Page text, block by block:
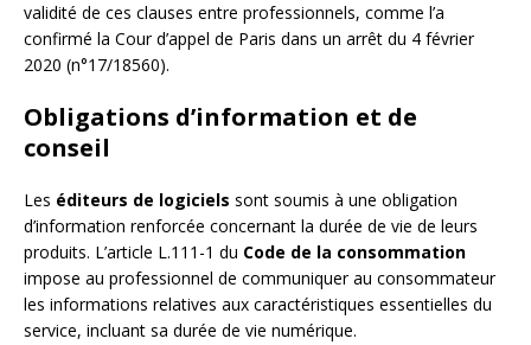
validité de ces clauses entre professionnels, comme l’a
confirmé la Cour d’appel de Paris dans un arrêt du 4 février
2020 (n°17/18560).
Obligations d’information et de
conseil
Les éditeurs de logiciels sont soumis à une obligation
d’information renforcée concernant la durée de vie de leurs
produits. L’article L.111-1 du Code de la consommation
impose au professionnel de communiquer au consommateur
les informations relatives aux caractéristiques essentielles du
service, incluant sa durée de vie numérique.